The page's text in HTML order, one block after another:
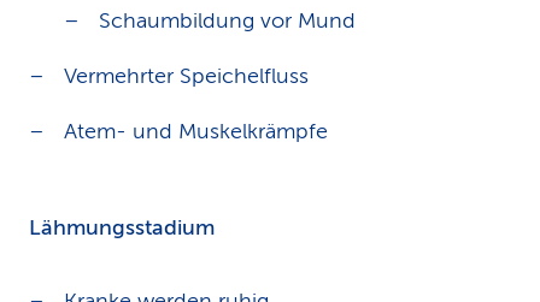
Schaumbildung vor Mund
Vermehrter Speichelfluss
Atem- und Muskelkrämpfe
Lähmungsstadium